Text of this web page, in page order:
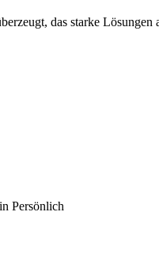
das starke Lösungen
Persönlich